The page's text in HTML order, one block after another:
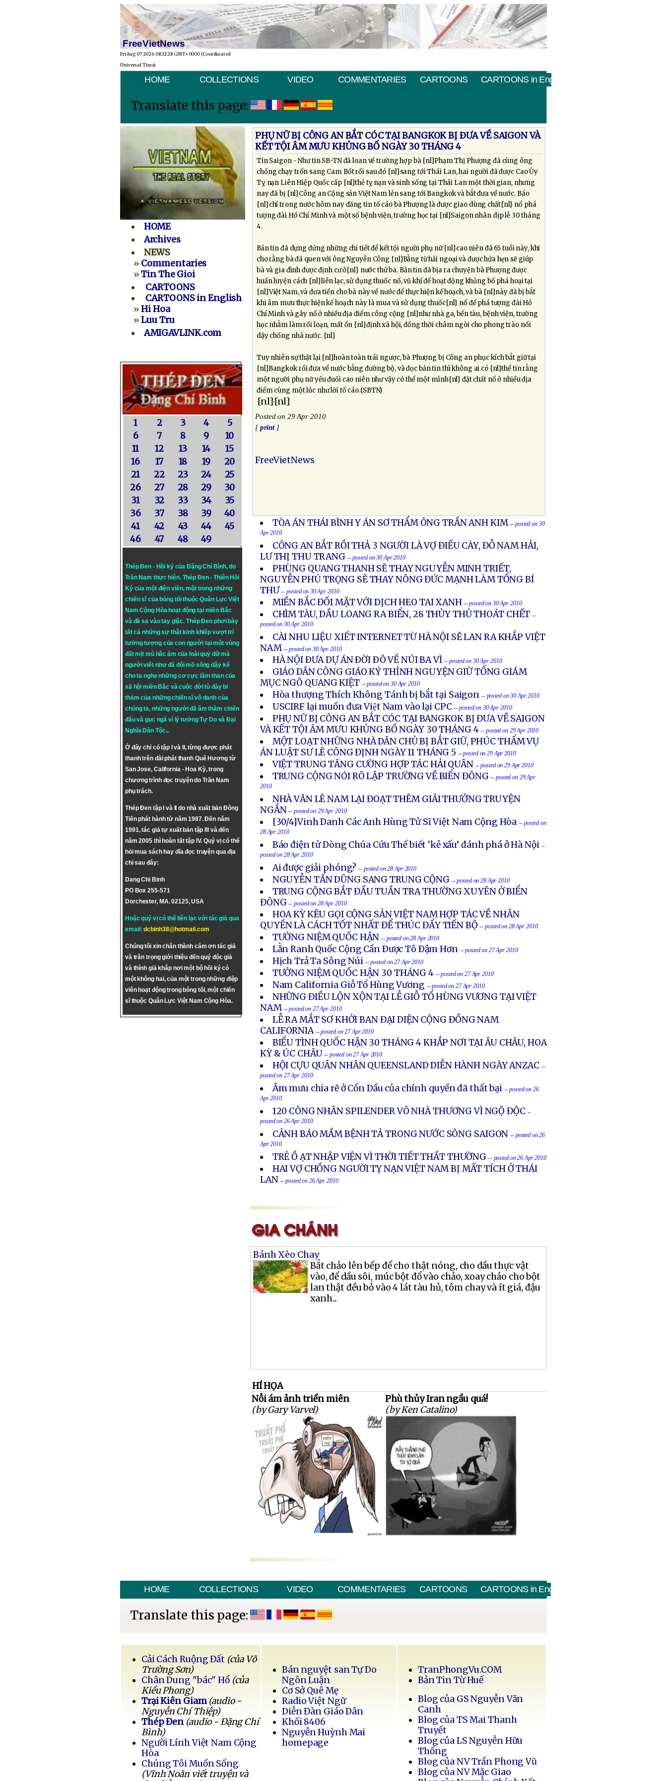
FreeVietNews
Fri Aug 07 2026 08:32:28 GMT+0000 (Coordinated
Universal Time)
HOME COLLECTIONS VIDEO COMMENTARIES CARTOONS CARTOONS in English
Translate this page:
HOME
Archives
NEWS
» Commentaries
»Tin The Gioi
CARTOONS
CARTOONS in English
»Hi Hoa
»Luu Tru
AMIGAVLINK.com
1 2 3 4
5
6
7 8 9
10
11
12 13 14
15
16
17 18 19
20
21
22 23 24
25
26
27 28 29
30
31
32 33 34
35
36
37 38 39
40
41
42 43 44
45
46
47 48 49
Thép Đen - Hồi ký của Đặng Chí Bình, do
Trần Nam thực hiện. Thép Đen- Thiên Hồi
Ký của một điện viên, một trong những
chiến sĩ của bóng tối thuộc Quân Lực Việt
Nam Cộng Hòa hoạt động tại miền Bắc
và đã sa vào tay giặc. Thép Đen phơi bày
tất cả những sự thật kinh khiếp vượt trí
tưởng tượng của con người tại một vùng
đất mịt mù hắc ám của loài quỷ dữ mà
người viết như đã đội mồ sống dậy kể
cho ta nghe những cơ cực lầm than của
xã hội miền Bắc và cuộc đời tù đày bi
thảm của những chiến sĩ vô danh của
chúng ta, những người đã âm thầm chiến
đấu và gục ngã vì lý tưởngTự DovàĐại
Nghĩa Dân Tộc...
Ở đây chỉ có tập I và II, từng được phát
thanh trên đài phát thanh Quê Hương từ
San Jose, California - Hoa Kỳ, trong
chương trình đọc truyện do Trần Nam
phụ trách.
Thép Đen tập I và II do nhà xuất bản Đông
Tiến phát hành từ năm 1987. Đến năm
1991, tác giả tự xuất bản tập III và đến
năm 2005 thì hoàn tất tập IV. Quý vị có thể
hỏi mua sách hay dĩa đọc truyện qua địa
chỉ sau đây:
Dang Chi Binh
PO Box 255-571
Dorchester, MA. 02125, USA
Hoặc quý vị có thể liên lạc với tác giả qua
email:dcbinh38@hotmail.com
Chúng tôi xin chân thành cám ơn tác giả
và trân trọng giới thiệu đến quý độc giả
và thính giả khắp nơi một bộ hồi ký có
một không hai, của một trong những điệp
viên hoạt động trong bóng tối, một chiến
sĩ thuộc Quân Lực Việt Nam Cộng Hòa.
PHỤ NỮ BỊ CÔNG AN BẮT CÓC TẠI BANGKOK BỊ ÐƯA VỀ SAIGON VÀ
KẾT TỘI ÂM MƯU KHỦNG BỐ NGÀY 30 THÁNG 4
Tin Saigon - Như tin SB-TN đã loan về trường hợp bà {nl}Phạm Thị Phượng đã cùng ông
chồng chạy trốn sang Cam Bốt rồi sau đó {nl}sang tới Thái Lan, hai người đã được Cao Ủy
Tỵ nạn Liên Hiệp Quốc cấp {nl}thẻ tỵ nạn và sinh sống tại Thái Lan một thời gian, nhưng
nay đã bị {nl}Công an Cộng sản Việt Nam lẻn sang tới Bangkok và bắt đưa về nước. Báo
{nl}chí trong nước hôm nay đăng tin tố cáo bà Phượng là được giao dùng chất{nl} nổ phá
tượng đài Hồ Chí Minh và một số bệnh viện, trường học tại {nl}Saigon nhân dịp lễ 30 tháng
4.
Bản tin đã dựng đứng những chi tiết để kết tội người phụ nữ {nl}cao niên đã 65 tuổi này, khi
cho rằng bà đã quen với ông Nguyễn Công {nl}Bằng từ hải ngoại và được hứa hẹn sẽ giúp
bà và gia đình được định cư ở{nl} nước thứ ba. Bản tin đã bịa ra chuyện bà Phượng được
huấn luyện cách {nl}liên lạc, sử dụng thuốc nổ, vũ khí để hoạt động khủng bố phá hoại tại
{nl}Việt Nam, và đưa tiền cho bà này về nước để thực hiện kế hoạch, và bà {nl}này đã bị bắt
khi âm mưu thực hiện kế hoạch này là mua và sử dụng thuốc{nl} nổ để phá tượng đài Hồ
Chí Minh và gây nổ ở nhiều địa điểm công cộng {nl}như nhà ga, bến tàu, bệnh viện, trường
học nhằm làm rối loạn, mất ổn {nl}định xã hội, đồng thời châm ngòi cho phong trào nổi
dậy chống nhà nước. {nl}
Tuy nhiên sự thật lại {nl}hoàn toàn trái ngược, bà Phượng bị Công an phục kích bắt giữ tại
{nl}Bangkok rồi đưa về nước bằng đường bộ, và đọc bản tin thì không ai có {nl}thể tin rằng
một người phụ nữ yếu đuối cao niên như vậy có thể một mình{nl} đặt chất nổ ở nhiều địa
điểm cùng một lúc như lời tố cáo.(SBTN)
{nl}{nl}
Posted on 29 Apr 2010
[print]
FreeVietNews
TÒA ÁN THÁI BÌNH Y ÁN SƠ THẨM ÔNG TRẦN ANH KIM -- posted on 30
Apr 2010
CÔNG AN BẮT RỒI THẢ 3 NGƯỜI LÀ VỢ ĐIẾU CÀY, ĐỖ NAM HẢI,
LƯ THỊ THU TRANG -- posted on 30 Apr 2010
PHÙNG QUANG THANH SẼ THAY NGUYỄN MINH TRIẾT,
NGUYỄN PHÚ TRỌNG SẼ THAY NÔNG ĐỨC MẠNH LÀM TỔNG BÍ
THƯ -- posted on 30 Apr 2010
MIỀN BẮC ĐỐI MẶT VỚI DỊCH HEO TAI XANH -- posted on 30 Apr 2010
CHÌM TÀU, DẦU LOANG RA BIỂN, 28 THỦY THỦ THOÁT CHẾT --
posted on 30 Apr 2010
CÀI NHU LIỆU XIẾT INTERNET TỪ HÀ NỘI SẼ LAN RA KHẮP VIỆT
NAM -- posted on 30 Apr 2010
HÀ NỘI ÐƯA DỰ ÁN ÐỜI ÐÔ VỀ NÚI BA VÌ -- posted on 30 Apr 2010
GIÁO DÂN CÔNG GIÁO KÝ THỈNH NGUYỆN GIỮ TỔNG GIÁM
MỤC NGÔ QUANG KIỆT -- posted on 30 Apr 2010
Hòa thượng Thích Không Tánh bị bắt tại Saigon -- posted on 30 Apr 2010
USCIRF lại muốn đưa Việt Nam vào lại CPC -- posted on 30 Apr 2010
PHỤ NỮ BỊ CÔNG AN BẮT CÓC TẠI BANGKOK BỊ ĐƯA VỀ SAIGON
VÀ KẾT TỘI ÂM MƯU KHỦNG BỐ NGÀY 30 THÁNG 4 -- posted on 29 Apr 2010
MỘT LOẠT NHỮNG NHÀ DÂN CHỦ BỊ BẮT GIỮ, PHÚC THẨM VỤ
ÁN LUẬT SƯ LÊ CÔNG ĐỊNH NGÀY 11 THÁNG 5 -- posted on 29 Apr 2010
VIỆT TRUNG TĂNG CƯỜNG HỢP TÁC HẢI QUÂN -- posted on 29 Apr 2010
TRUNG CỘNG NÓI RÕ LẬP TRƯỜNG VỀ BIỂN ĐÔNG -- posted on 29 Apr
2010
NHÀ VĂN LÊ NAM LẠI ĐOẠT THÊM GIẢI THƯỞNG TRUYỆN
NGẮN -- posted on 29 Apr 2010
[30/4]Vinh Danh Các Anh Hùng Tử Sĩ Việt Nam Cộng Hòa -- posted on
28 Apr 2010
Báo điện tử Dòng Chúa Cứu Thế biết ‘kẻ xấu’ đánh phá ở Hà Nội --
posted on 28 Apr 2010
Ai được giải phóng? -- posted on 28 Apr 2010
NGUYỄN TẤN DŨNG SANG TRUNG CỘNG -- posted on 28 Apr 2010
TRUNG CỘNG BẮT ĐẦU TUẦN TRA THƯỜNG XUYÊN Ở BIỂN
ĐÔNG -- posted on 28 Apr 2010
HOA KỲ KÊU GỌI CỘNG SẢN VIỆT NAM HỢP TÁC VỀ NHÂN
QUYỀN LÀ CÁCH TỐT NHẤT ĐỂ THÚC ĐẨY TIẾN BỘ -- posted on 28 Apr 2010
TƯỞNG NIỆM QUỐC HẬN-- posted on 28 Apr 2010
Lằn Ranh Quốc Cộng Cần Ðược Tô Ðậm Hơn -- posted on 27 Apr 2010
Hịch Trả Ta Sông Núi -- posted on 27 Apr 2010
TƯỞNG NIỆM QUỐC HẬN 30 THÁNG 4 -- posted on 27 Apr 2010
Nam California Giỗ Tổ Hùng Vương -- posted on 27 Apr 2010
NHỮNG ĐIỀU LỘN XỘN TẠI LỄ GIỖ TỔ HÙNG VƯƠNG TẠI VIỆT
NAM -- posted on 27 Apr 2010
LỄ RA MẮT SƠ KHỞI BAN ĐẠI DIỆN CỘNG ĐỒNG NAM
CALIFORNIA -- posted on 27 Apr 2010
BIỂU TÌNH QUỐC HẬN 30 THÁNG 4 KHẮP NƠI TẠI ÂU CHÂU, HOA
KỲ & ÚC CHÂU -- posted on 27 Apr 2010
HỘI CỰU QUÂN NHÂN QUEENSLAND DIỄN HÀNH NGÀY ANZAC --
posted on 27 Apr 2010
Âm mưu chia rẽ ở Cồn Dầu của chính quyền đã thất bại -- posted on 26
Apr 2010
120 CÔNG NHÂN SPILENDER VÔ NHÀ THƯƠNG VÌ NGỘ ĐỘC --
posted on 26 Apr 2010
CẢNH BÁO MẦM BỆNH TẢ TRONG NƯỚC SÔNG SAIGON -- posted on 26
Apr 2010
TRẺ Ồ ẠT NHẬP VIỆN VÌ THỜI TIẾT THẤT THƯỜNG -- posted on 26 Apr 2010
HAI VỢ CHỒNG NGƯỜI TỴ NẠN VIỆT NAM BỊ MẤT TÍCH Ở THÁI
LAN -- posted on 26 Apr 2010
Bánh Xèo Chay
Bắt chảo lên bếp để cho thật nóng, cho dầu thực vật
vào, để dầu sôi, múc bột đổ vào chảo, xoay chảo cho bột
lan thật đều bỏ vào 4 lát tàu hủ, tôm chay và ít giá, đậu
xanh...
HÍ HỌA
Nỗi ám ảnh triền miên
(by Gary Varvel)
Phù thủy Iran ngầu quá!
(by Ken Catalino)
HOME COLLECTIONS VIDEO COMMENTARIES CARTOONS CARTOONS in English
Translate this page:
Cải Cách Ruộng Đất (của Võ
Trường Sơn)
Chân Dung "bác" Hồ (của
Kiều Phong)
Trại Kiên Giam (audio -
Nguyễn Chí Thiệp)
Thép Đen (audio - Đặng Chí
Bình)
Người Lính Việt Nam Cộng
Hòa
Chúng Tôi Muốn Sống
(Vĩnh Noãn viết truyện và
Bán nguyệt san Tự Do
Ngôn Luận
Cơ Sở Quê Mẹ
Radio Việt Ngữ
Diễn Đàn Giáo Dân
Khối 8406
Nguyễn Huỳnh Mai
homepage
TranPhongVu.COM
Bản Tin Từ Huế
Blog của GS Nguyễn Văn
Canh
Blog của TS Mai Thanh
Truyết
Blog của LS Nguyễn Hữu
Thống
Blog của NV Trần Phong Vũ
Blog của NV Mặc Giao